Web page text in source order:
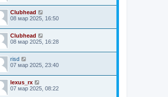
Clubhead
08 мар 2025, 16:50
Clubhead
08 мар 2025, 16:28
risd
07 мар 2025, 23:40
lexus_rx
07 мар 2025, 08:22